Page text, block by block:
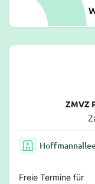
ZMVZ
Freie Termine für